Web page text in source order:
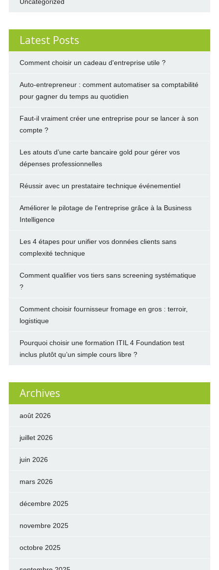
Latest Posts
Comment choisir un cadeau d'entreprise utile ?
Auto-entrepreneur : comment automatiser sa comptabilité
pour gagner du temps au quotidien
Faut-il vraiment créer une entreprise pour se lancer à son
compte ?
Les atouts d’une carte bancaire gold pour gérer vos
dépenses professionnelles
Réussir avec un prestataire technique événementiel
Améliorer le pilotage de l'entreprise grâce à la Business
Intelligence
Les 4 étapes pour unifier vos données clients sans
complexité technique
Comment qualifier vos tiers sans screening systématique
?
Comment choisir fournisseur fromage en gros : terroir,
logistique
Pourquoi choisir une formation ITIL 4 Foundation test
inclus plutôt qu’un simple cours libre ?
Archives
août 2026
juillet 2026
juin 2026
mars 2026
décembre 2025
novembre 2025
octobre 2025